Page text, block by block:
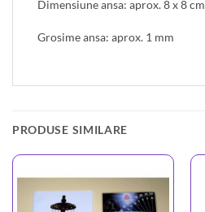
Dimensiune ansa: aprox. 8 x 8 cm
Grosime ansa: aprox. 1 mm
PRODUSE SIMILARE